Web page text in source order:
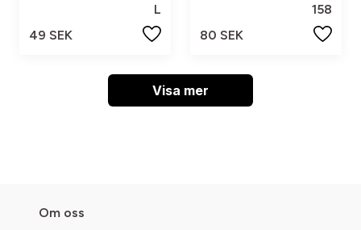
L
49 SEK
158
80 SEK
Visa mer
Om oss